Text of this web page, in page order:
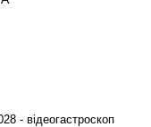
- відеогастроскоп